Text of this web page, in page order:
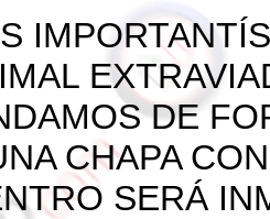
DE
CHAPA
SERÁ